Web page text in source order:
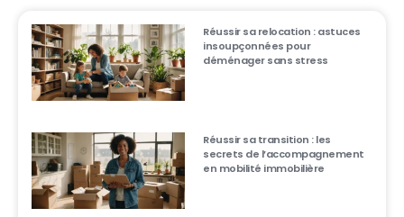
Réussir sa relocation : astuces
insoupçonnées pour
déménager sans stress
Réussir sa transition : les
secrets de l’accompagnement
en mobilité immobilière